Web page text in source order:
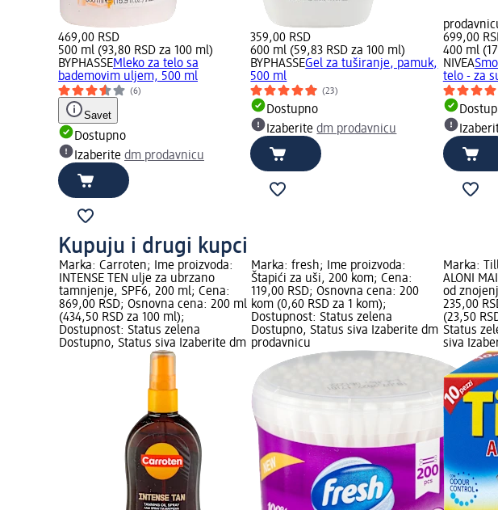
469,00 RSD
500 ml (93,80 RSD za 100 ml)
BYPHASSEMleko za telo sa
bademovim uljem, 500 ml
(6)
Savet
Dostupno
Izaberite dm prodavnicu
359,00 RSD
600 ml (59,83 RSD za 100 ml)
BYPHASSEGel za tuširanje, pamuk,
500 ml
(23)
Dostupno
Izaberitedm prodavnicu
699,00
400 ml
NIVEA
telo - za
Kupuju i drugi kupci
Marka: Carroten; Ime proizvoda:
INTENSE TEN ulje za ubrzano
tamnjenje, SPF6, 200 ml; Cena:
869,00 RSD; Osnovna cena: 200 ml
(434,50 RSD za 100 ml);
Dostupnost: Status zelena
Dostupno, Status siva Izaberite dm
Marka: fresh; Ime proizvoda:
Štapići za uši, 200 kom; Cena:
119,00 RSD; Osnovna cena: 200
kom (0,60 RSD za 1 kom);
Dostupnost: Status zelena
Dostupno, Status siva Izaberite dm
prodavnicu
Marka:
ALONI
od
235,00
(23,50
Status
siva